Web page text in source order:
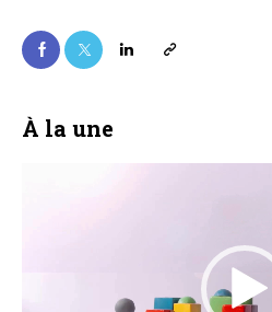
À la une